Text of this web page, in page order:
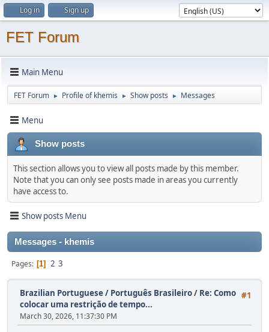
Log in Sign up
FET Forum
Main Menu
FET Forum ► Profile of khemis ► Show posts ► Messages
Menu
Show posts
This section allows you to view all posts made by this member.
Note that you can only see posts made in areas you currently
have access to.
Show posts Menu
Messages - khemis
Pages 1 2 3
#1
Brazilian Portuguese / Português Brasileiro/ Re: Como
colocar uma restrição de tempo...
March 30, 2026, 11:37:30 PM